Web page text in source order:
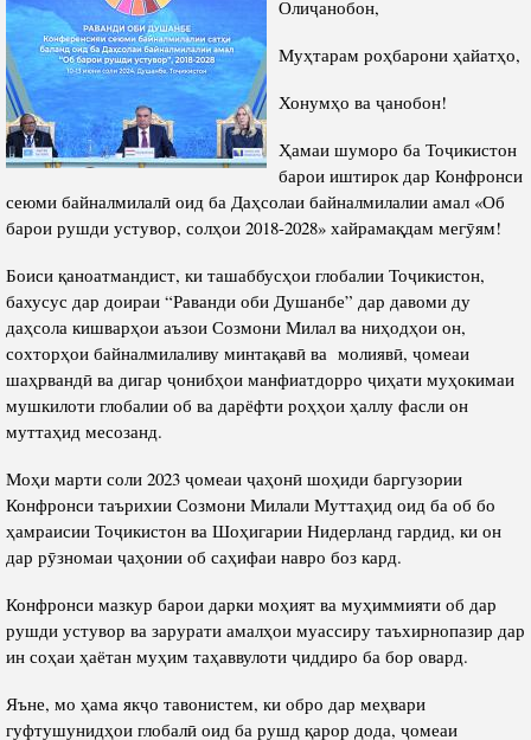
Салоҳият
Тарҷумаи ҳол
Китобҳо
Мақолаҳо
Хадамоти матбуот
ПРЕЗИДЕНТИ ҶУМҲУРИИ ТОҶИКИСТОН
Сохтори Институт
Роҳбарон ва кормандон
Таърихи роҳбарон
Олиҷанобон,
Муҳтарам роҳбарони ҳайатҳо,
Хонумҳо ва ҷанобон!
Ҳамаи шуморо ба Тоҷикистон
барои иштирок дар Конфронси
сеюми байналмилалӣ оид ба Даҳсолаи байналмилалии амал «Об
барои рушди устувор, солҳои 2018-2028» хайрамақдам мегӯям!
Боиси қаноатмандист, ки ташаббусҳои глобалии Тоҷикистон,
бахусус дар доираи “Раванди оби Душанбе” дар давоми ду
даҳсола кишварҳои аъзои Созмони Милал ва ниҳодҳои он,
сохторҳои байналмилаливу минтақавӣ ва молиявӣ, ҷомеаи
шаҳрвандӣ ва дигар ҷонибҳои манфиатдорро ҷиҳати муҳокимаи
мушкилоти глобалии об ва дарёфти роҳҳои ҳаллу фасли он
муттаҳид месозанд.
Моҳи марти соли 2023 ҷомеаи ҷаҳонӣ шоҳиди баргузории
Конфронси таърихии Созмони Милали Муттаҳид оид ба об бо
ҳамраисии Тоҷикистон ва Шоҳигарии Нидерланд гардид, ки он
дар рӯзномаи ҷаҳонии об саҳифаи навро боз кард.
Конфронси мазкур барои дарки моҳият ва муҳиммияти об дар
рушди устувор ва зарурати амалҳои муассиру таъхирнопазир дар
ин соҳаи ҳаётан муҳим таҳаввулоти ҷиддиро ба бор овард.
Яъне, мо ҳама якҷо тавонистем, ки обро дар меҳвари
гуфтушунидҳои глобалӣ оид ба рушд қарор дода, ҷомеаи